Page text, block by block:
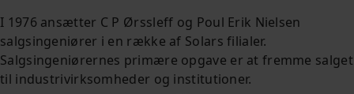
I 1976 ansætter C P Ørssleff og Poul Erik Nielsen
salgsingeniører i en række af Solars filialer.
Salgsingeniørernes primære opgave er at fremme salget
til industrivirksomheder og institutioner.